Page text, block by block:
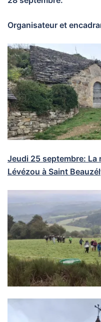
Organisateur et
Jeudi 25 septembre: La
Lévézou à Saint